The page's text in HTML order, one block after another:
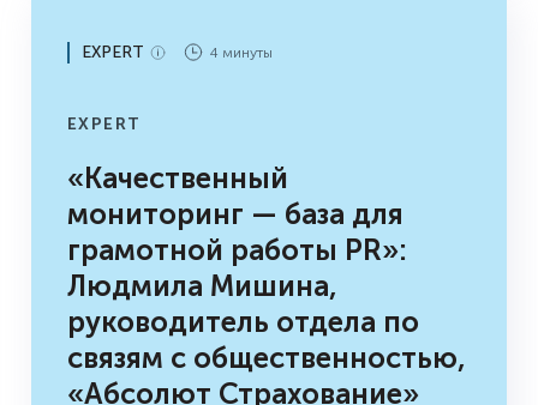
EXPERT 4 минуты
EXPERT
«Качественный
мониторинг — база для
грамотной работы PR»:
Людмила Мишина,
руководитель отдела по
связям с общественностью,
«Абсолют Страхование»